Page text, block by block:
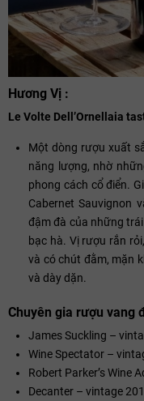
Hương Vị :
Le Volte Dell’Ornellaia
Một dòng rượu xuất
năng lượng, nhờ
phong cách cổ điển.
Cabernet Sauvignon
đậm đà của những
bạc hà. Vị rượu rắn
và có chút đằm, mặn
và dày dặn.
Chuyên gia rượu vang
James Suckling –
Wine Spectator –
Robert Parker’s Wine
Decanter – vintage